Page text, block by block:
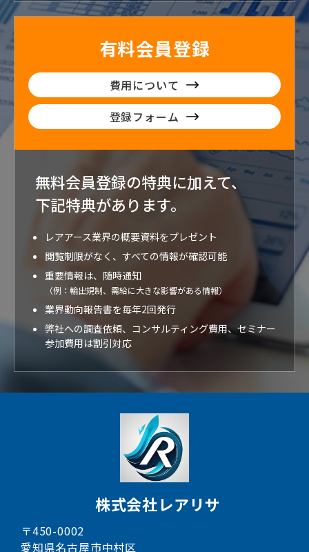
有料会員登録
費用について
登録フォーム
無料会員登録の特典に加えて、
下記特典があります。
レアアース業界の概要資料をプレゼント
閲覧制限がなく、すべての情報が確認可能
重要情報は、随時通知
（例：輸出規制、需給に大きな影響がある情報）
業界動向報告書を毎年2回発行
弊社への調査依頼、コンサルティング費用、セミナー
参加費用は割引対応
株式会社レアリサ
〒450-0002
愛知県名古屋市中村区